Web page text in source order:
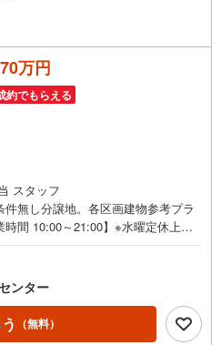
万円
約でもらえる
スタッフ
無し分譲地。各区画建物参考プラ
時間 10:00～21:00】※水曜定休上記
を見学される場合は「室内・現地
タンよりご希望の日時をご記入い
にご案内が可能です。◎現地のご案
遅い時間帯もご案内が可能 ※定休日
タッフが物件詳細を丁寧にご説明い
ンター
（無料）